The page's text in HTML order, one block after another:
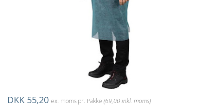
DKK 55,20 ex. moms pr. Pakke (69,00 inkl. moms)